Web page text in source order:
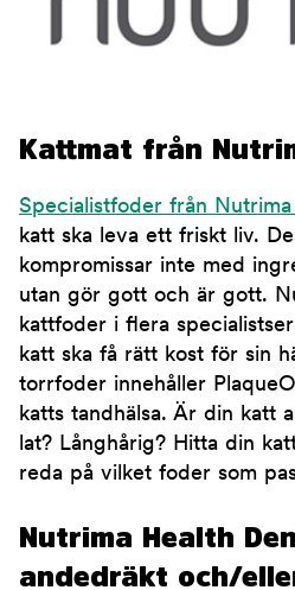
Kattmat från
Specialistfoder från Nutrima
katt ska leva ett friskt liv.
kompromissar inte med
utan gör gott och är gott.
kattfoder i flera
katt ska få rätt kost för sin
torrfoder innehåller
katts tandhälsa. Är din katt
lat? Långhårig? Hitta din
reda på vilket foder som
Nutrima Health
andedräkt och/